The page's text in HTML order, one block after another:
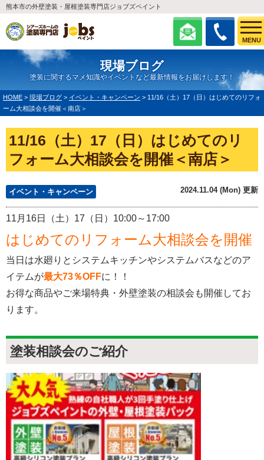
MENU
熊本市の外壁塗装・屋根塗装専門店ジョブズペイント
現場ブログ
塗装に関するマメ知識やイベントなど最新情報をお届けします！
HOME > 現場ブログ > イベント・キャンペーン > 11/16（土）17（日）はじめてのリフォ
ーム大相談会を開催＜南店＞
11/16（土）17（日）はじめてのリ
フォーム大相談会を開催＜南店＞
イベント・キャンペーン 2024.11.04 (Mon) 更新
11月16日（土）17（日）10:00～17:00
はじめてのリフォーム大相談会を開催
当日は水廻りとシステムキッチンやシステムバスなどのア
イテムが最大73％OFFに！！
お得な商品やご来場特典・外壁塗装の相談会も開催してお
ります。
塗装相談会のご紹介